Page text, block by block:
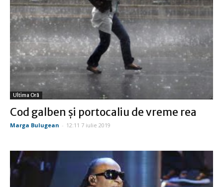
Ultima Oră
Cod galben şi portocaliu de vreme rea
Marga Bulugean - 12:11 7 iulie 2019